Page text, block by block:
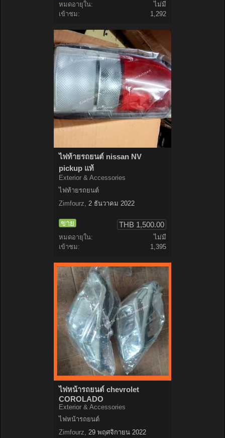
หมดอายุใน:
ไม่มี
เข้าชม:
1,292
ไฟท้ายรถยนต์ nissan NV
pickup แท้
Exterior & Accessories
ไฟท้ายรถยนต์
Zimfourz
2 ธันวาคม 2022
ขาย THB 1,500.00
หมดอายุใน:
ไม่มี
เข้าชม:
1,395
ไฟหน้ารถยนต์ chevrolet
COROLADO
Exterior & Accessories
ไฟหน้ารถยนต์
Zimfourz, 29 พฤศจิกายน 2022